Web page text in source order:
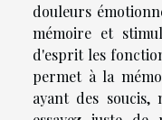
douleurs
mémoire et
d'esprit les
permet à la
ayant des